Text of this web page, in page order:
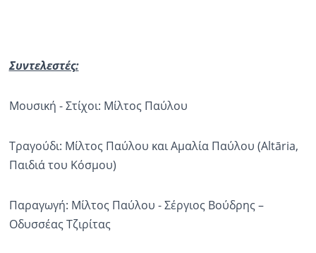
Συντελεστές:
Μουσική - Στίχοι: Μίλτος Παύλου
Τραγούδι: Μίλτος Παύλου και Αμαλία Παύλου (Altāria,
Παιδιά του Κόσμου)
Παραγωγή: Μίλτος Παύλου - Σέργιος Βούδρης –
Οδυσσέας Τζιρίτας